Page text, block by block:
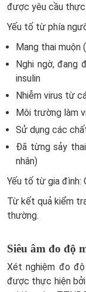
được yêu cầu
Yếu tố từ phía
Mang thai muộn
Nghi ngờ, đang
insulin
Nhiễm virus từ
Môi trường làm
Sử dụng các
Đã từng sảy
nhân)
Yếu tố từ gia đình:
Từ kết quả kiểm
thường.
Siêu âm đo độ
Xét nghiệm đo
được thực hiện